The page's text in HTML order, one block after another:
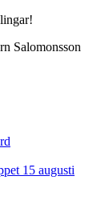
Salomonsson
15 augusti